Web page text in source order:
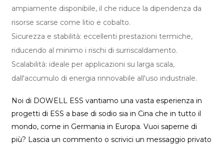
ampiamente disponibile, il che riduce la dipendenza da
risorse scarse come litio e cobalto.
Sicurezza e stabilità: eccellenti prestazioni termiche,
riducendo al minimo i rischi di surriscaldamento.
Scalabilità: ideale per applicazioni su larga scala,
dall'accumulo di energia rinnovabile all'uso industriale.
Noi di DOWELL ESS vantiamo una vasta esperienza in
progetti di ESS a base di sodio sia in Cina che in tutto il
mondo, come in Germania in Europa. Vuoi saperne di
più? Lascia un commento o scrivici un messaggio privato